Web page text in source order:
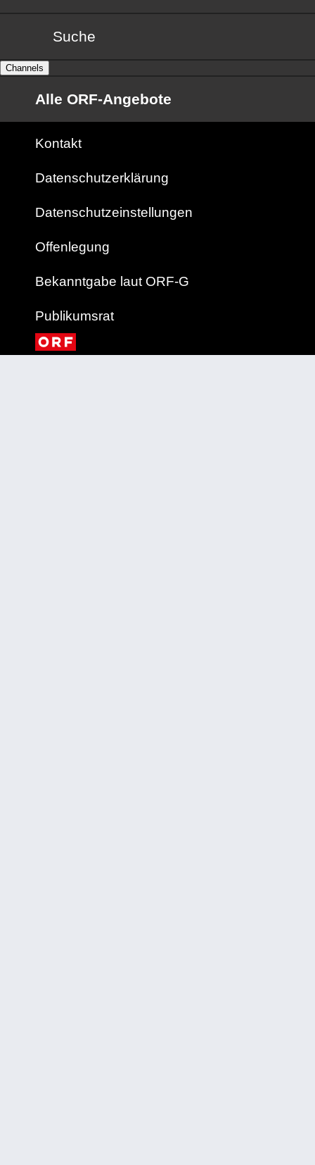
Suche
Channels
Alle ORF-Angebote
Kontakt
Datenschutzerklärung
Datenschutzeinstellungen
Offenlegung
Bekanntgabe laut ORF-G
Publikumsrat